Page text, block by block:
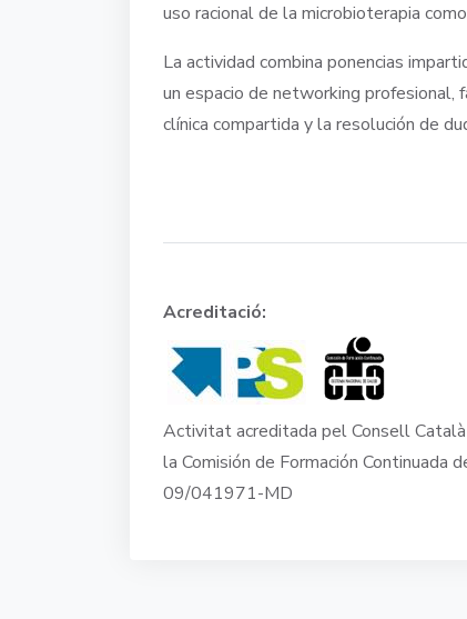
uso racional de la microbioterapia
La actividad combina ponencias
un espacio de networking profesional,
clínica compartida y la resolución de
Acreditació:
Activitat acreditada pel Consell
la Comisión de Formación Continuada
09/041971-MD